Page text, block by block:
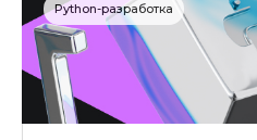
Python-разработка